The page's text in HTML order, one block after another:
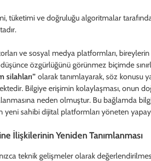
tüketimi ve doğruluğu algoritmalar
ve sosyal medya platformları,
özgürlüğünü görünmez biçimde
silahları” olarak tanımlayarak, söz konusu
Bilgiye erişimin kolaylaşması, onun
neden olmuştur. Bu bağlamda
yeni sahibi dijital platformları yöneten
İlişkilerinin Yeniden Tanımlanması
teknik gelişmeler olarak